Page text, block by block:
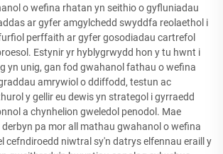
o wefina rhatan yn seithio o gyfluniadau
ar gyfer amgylchedd swyddfa reolaethol i
perffaith ar gyfer gosodiadau cartrefol
Estynir yr hyblygrwydd hon y tu hwnt i
yn unig, gan fod gwahanol fathau o wefina
amrywiol o ddiffodd, testun ac
y gellir eu dewis yn strategol i gyrraedd
a chynhelion gweledol penodol. Mae
pa mor all mathau gwahanol o wefina
cefndiroedd niwtral sy'n datrys elfennau eraill y